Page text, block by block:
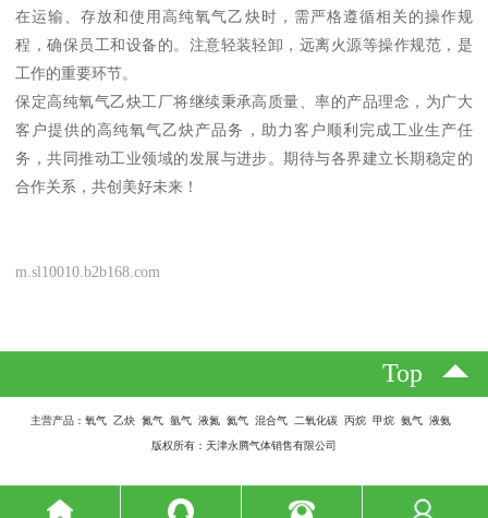
在运输、存放和使用高纯氧气乙炔时，需严格遵循相关的操作规
程，确保员工和设备的。注意轻装轻卸，远离火源等操作规范，是
工作的重要环节。
保定高纯氧气乙炔工厂将继续秉承高质量、率的产品理念，为广大
客户提供的高纯氧气乙炔产品务，助力客户顺利完成工业生产任
务，共同推动工业领域的发展与进步。期待与各界建立长期稳定的
合作关系，共创美好未来！
m.sl10010.b2b168.com
Top
主营产品：氧气 乙炔 氮气 氩气 液氮 氦气 混合气 二氧化碳 丙烷 甲烷 氨气 液氨
版权所有：天津永腾气体销售有限公司